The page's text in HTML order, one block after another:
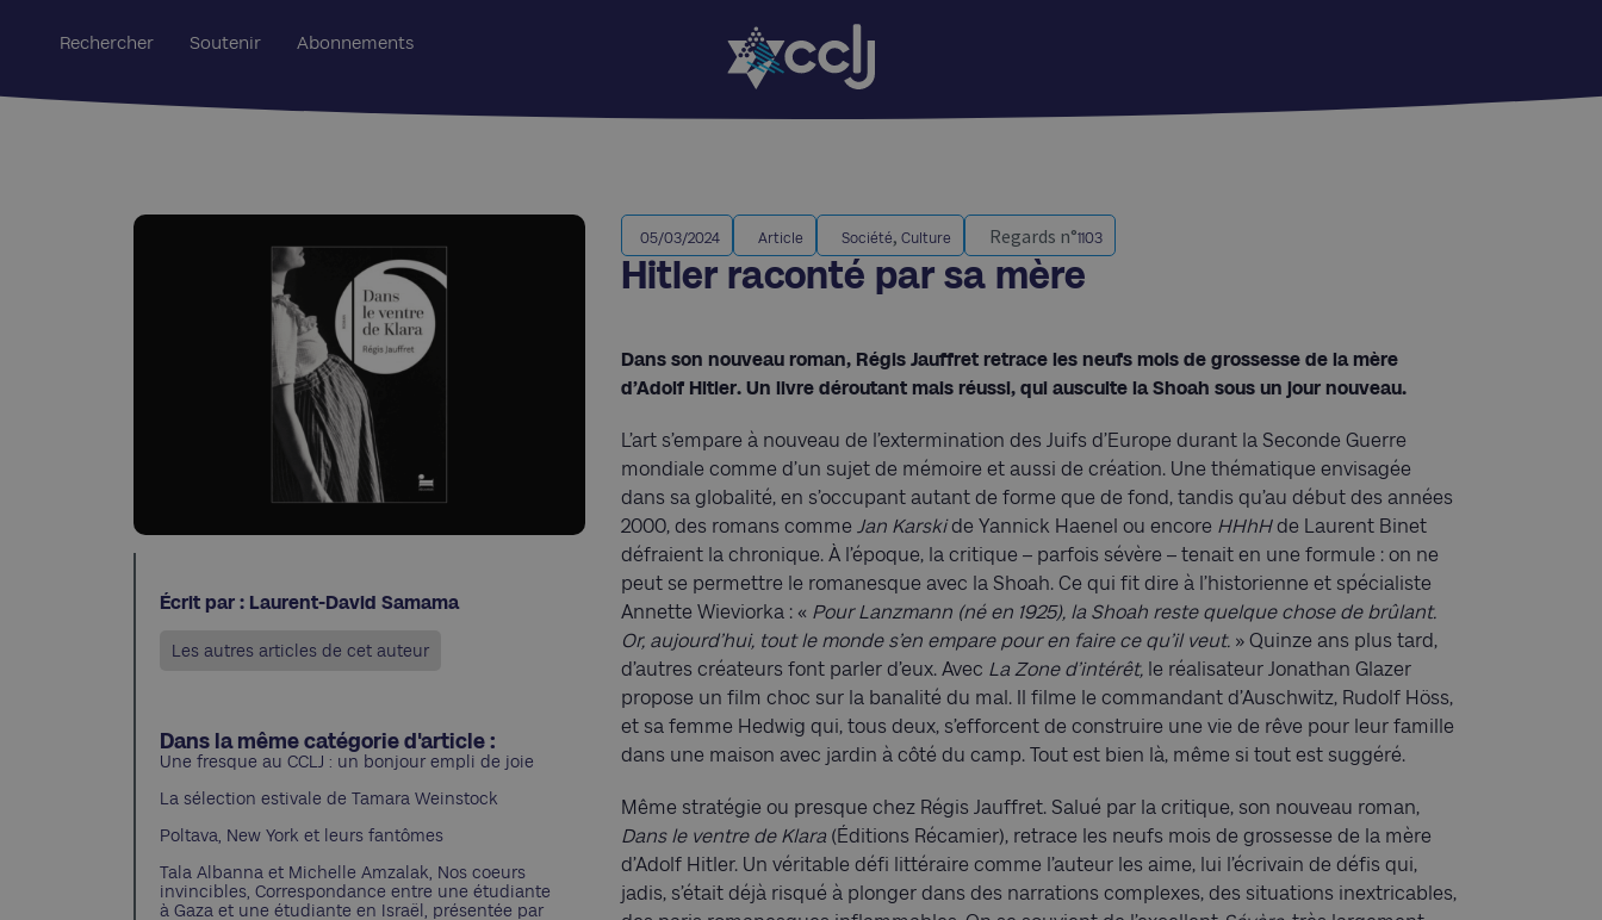
Rechercher Soutenir Abonnements
Écrit par : Laurent-David Samama
Les autres articles de cet auteur
Dans la même catégorie d'article :
Une fresque au CCLJ : un bonjour empli de joie
La sélection estivale de Tamara Weinstock
Poltava, New York et leurs fantômes
Tala Albanna et Michelle Amzalak, Nos coeurs
invincibles, Correspondance entre une étudiante
à Gaza et une étudiante en Israël, présentée par
05/03/2024 Article Société, Culture Regards n°1103
Hitler raconté par sa mère
Dans son nouveau roman, Régis Jauffret retrace les neufs mois de grossesse de la mère
d’Adolf Hitler. Un livre déroutant mais réussi, qui ausculte la Shoah sous un jour nouveau.
L’art s’empare à nouveau de l’extermination des Juifs d’Europe durant la Seconde Guerre
mondiale comme d’un sujet de mémoire et aussi de création. Une thématique envisagée
dans sa globalité, en s’occupant autant de forme que de fond, tandis qu’au début des années
2000, des romans comme Jan Karskide Yannick Haenel ou encore HHhHde Laurent Binet
défraient la chronique. À l’époque, la critique – parfois sévère – tenait en une formule : on ne
peut se permettre le romanesque avec la Shoah. Ce qui fit dire à l’historienne et spécialiste
Annette Wieviorka : « Pour Lanzmann (né en 1925), la Shoah reste quelque chose de brûlant.
Or, aujourd’hui, tout le monde s’en empare pour en faire ce qu’il veut. » Quinze ans plus tard,
d’autres créateurs font parler d’eux. Avec La Zone d’intérêt, le réalisateur Jonathan Glazer
propose un film choc sur la banalité du mal. Il filme le commandant d’Auschwitz, Rudolf Höss,
et sa femme Hedwig qui, tous deux, s’efforcent de construire une vie de rêve pour leur famille
dans une maison avec jardin à côté du camp. Tout est bien là, même si tout est suggéré.
Même stratégie ou presque chez Régis Jauffret. Salué par la critique, son nouveau roman,
Dans le ventre de Klara (Éditions Récamier), retrace les neufs mois de grossesse de la mère
d’Adolf Hitler. Un véritable défi littéraire comme l’auteur les aime, lui l’écrivain de défis qui,
jadis, s’était déjà risqué à plonger dans des narrations complexes, des situations inextricables,